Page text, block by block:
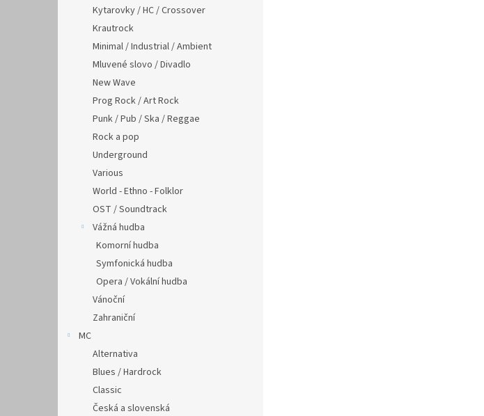
Kytarovky / HC / Crossover
Krautrock
Minimal / Industrial / Ambient
Mluvené slovo / Divadlo
New Wave
Prog Rock / Art Rock
Punk / Pub / Ska / Reggae
Rock a pop
Underground
Various
World - Ethno - Folklor
OST / Soundtrack
Vážná hudba
Komorní hudba
Symfonická hudba
Opera / Vokální hudba
Vánoční
Zahraniční
MC
Alternativa
Blues / Hardrock
Classic
Česká a slovenská